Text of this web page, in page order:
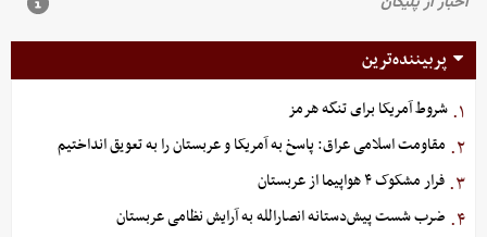
پربیننده‌ترین
۱. شروط آمریکا برای تنگه هرمز
۲. مقاومت اسلامی عراق: پاسخ به آمریکا و عربستان را به تعویق انداختیم
۳. فرار مشکوک ۴ هواپیما از عربستان
۴. ضرب شست پیش‌دستانه انصارالله به آرایش نظامی عربستان